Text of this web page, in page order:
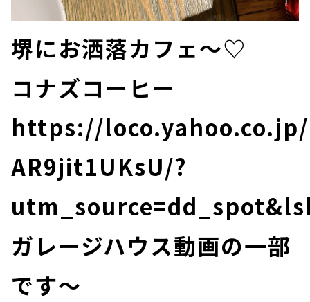
堺にお洒落カフェ～♡
コナズコーヒー
https://
AR9jit1UKsU/?
ガレージハウス動画の一部
です～